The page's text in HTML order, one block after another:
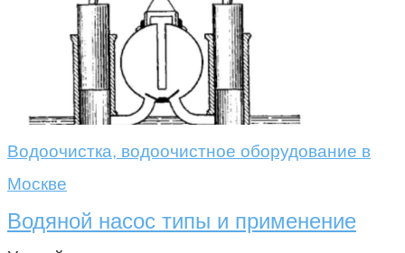
Водоочистка, водоочистное оборудование в
Москве
Водяной насос типы и применение